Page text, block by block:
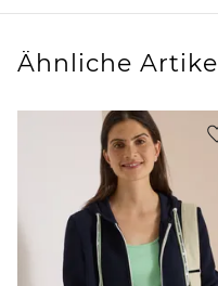
Ähnliche Artikel